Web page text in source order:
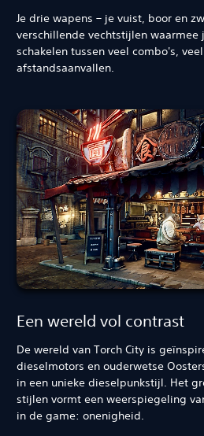
Je drie wapens – je vuist, boor en
verschillende vechtstijlen waarmee
schakelen tussen veel combo's,
afstandsaanvallen.
Een wereld vol contrast
De wereld van Torch City is
dieselmotors en ouderwetse
in een unieke dieselpunkstijl. Het
stijlen vormt een weerspiegeling
in de game: onenigheid.